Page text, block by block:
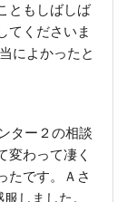
ともしばしば
てくださいま
によかったと
ター２の相談
変わって凄く
たです。Ａさ
しました。